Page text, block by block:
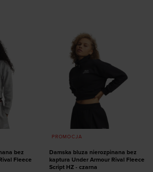
bez
Fleece
PROMOCJA
Damska bluza nierozpinana bez
kaptura Under Armour Rival Fleece
Script HZ - czarna